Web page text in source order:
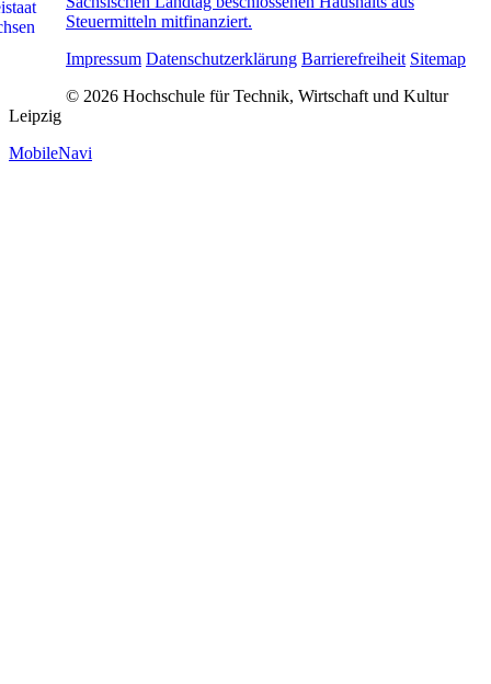
Steuermitteln mitfinanziert.
Impressum Datenschutzerklärung Barrierefreiheit Sitemap
© 2026 Hochschule für Technik, Wirtschaft und Kultur
Leipzig
MobileNavi